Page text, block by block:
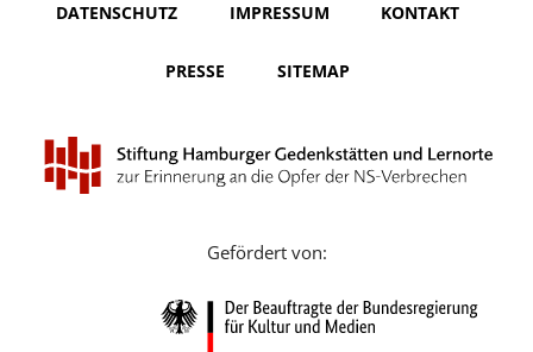
Nederlands
Português
Русский
DATENSCHUTZ IMPRESSUM KONTAKT
PRESSE SITEMAP
Gefördert von: